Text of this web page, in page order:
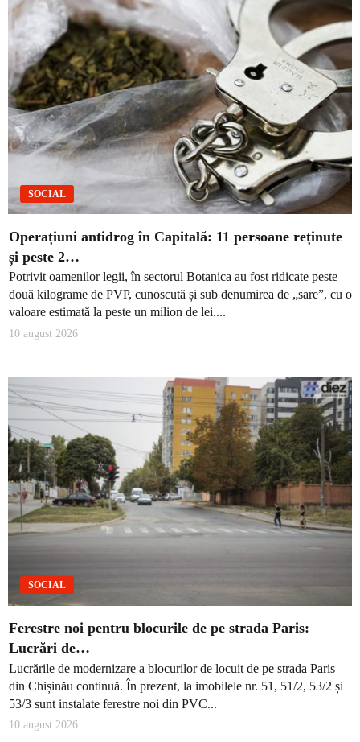
SOCIAL
Operațiuni antidrog în Capitală: 11 persoane reținute
și peste 2…
Potrivit oamenilor legii, în sectorul Botanica au fost ridicate peste
două kilograme de PVP, cunoscută și sub denumirea de „sare”, cu o
valoare estimată la peste un milion de lei....
10 august 2026
SOCIAL
Ferestre noi pentru blocurile de pe strada Paris:
Lucrări de…
Lucrările de modernizare a blocurilor de locuit de pe strada Paris
din Chișinău continuă. În prezent, la imobilele nr. 51, 51/2, 53/2 și
53/3 sunt instalate ferestre noi din PVC...
10 august 2026